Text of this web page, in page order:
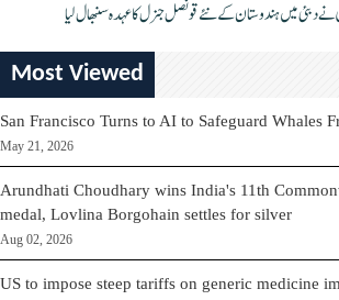
دبئی میں ہندوستان کے نئے قونصل جنرل کا عہدہ سنبھال لیا
Most Viewed
San Francisco Turns to AI to Safeguard Whales
May 21, 2026
Arundhati Choudhary wins India's 11th
medal, Lovlina Borgohain settles for silver
Aug 02, 2026
US to impose steep tariffs on generic medicine